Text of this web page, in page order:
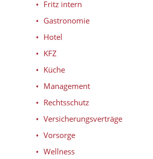
Fritz intern
Gastronomie
Hotel
KFZ
Küche
Management
Rechtsschutz
Versicherungsverträge
Vorsorge
Wellness